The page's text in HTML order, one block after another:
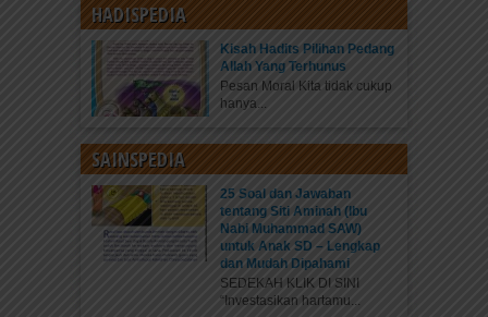
HADISPEDIA
Kisah Hadits Pilihan Pedang
Allah Yang Terhunus
Pesan Moral Kita tidak cukup
hanya...
SAINSPEDIA
25 Soal dan Jawaban
tentang Siti Aminah (Ibu
Nabi Muhammad SAW)
untuk Anak SD – Lengkap
dan Mudah Dipahami
SEDEKAH KLIK DI SINI
“Investasikan hartamu...